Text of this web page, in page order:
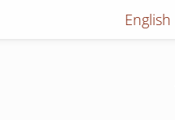
English